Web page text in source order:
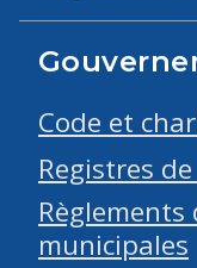
Code et
Registres
Règlements
municipales